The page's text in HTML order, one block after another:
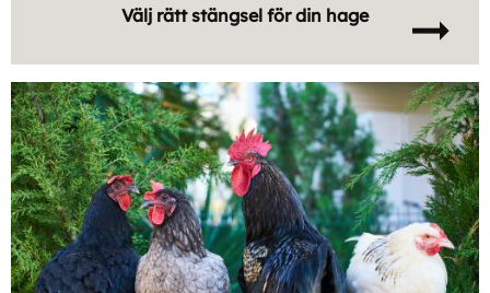
Välj rätt stängsel för din hage